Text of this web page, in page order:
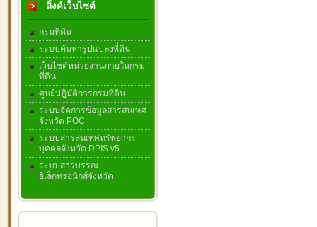
ลิ้งค์เว็บไซต์
กรมที่ดิน
ระบบค้นหารูปแปลงที่ดิน
เว็บไซต์หน่วยงานภายในกรม
ที่ดิน
ศูนย์ปฏิบัติการกรมที่ดิน
ระบบจัดการข้อมูลสารสนเทศ
จังหวัด POC
ระบบสารสนเทศทรัพยากร
บุคคลจังหวัด DPIS v5
ระบบสารบรรณ
อิเล็กทรอนิกส์จังหวัด